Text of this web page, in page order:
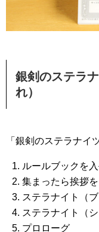
銀剣のステラ
れ）
「銀剣のステラナイ
ルールブックを
集まったら挨拶を
ステラナイト（
ステラナイト（
プロローグ